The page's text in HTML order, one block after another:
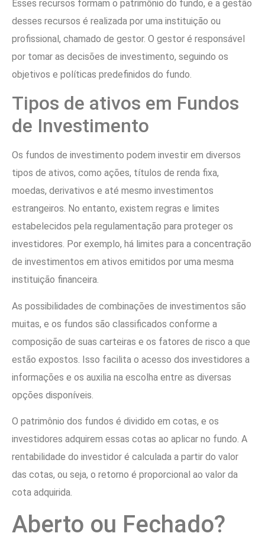
Esses recursos formam o patrimônio do fundo, e a gestão
desses recursos é realizada por uma instituição ou
profissional, chamado de gestor. O gestor é responsável
por tomar as decisões de investimento, seguindo os
objetivos e políticas predefinidos do fundo.
Tipos de ativos em Fundos
de Investimento
Os fundos de investimento podem investir em diversos
tipos de ativos, como ações, títulos de renda fixa,
moedas, derivativos e até mesmo investimentos
estrangeiros. No entanto, existem regras e limites
estabelecidos pela regulamentação para proteger os
investidores. Por exemplo, há limites para a concentração
de investimentos em ativos emitidos por uma mesma
instituição financeira.
As possibilidades de combinações de investimentos são
muitas, e os fundos são classificados conforme a
composição de suas carteiras e os fatores de risco a que
estão expostos. Isso facilita o acesso dos investidores a
informações e os auxilia na escolha entre as diversas
opções disponíveis.
O patrimônio dos fundos é dividido em cotas, e os
investidores adquirem essas cotas ao aplicar no fundo. A
rentabilidade do investidor é calculada a partir do valor
das cotas, ou seja, o retorno é proporcional ao valor da
cota adquirida.
Aberto ou Fechado?